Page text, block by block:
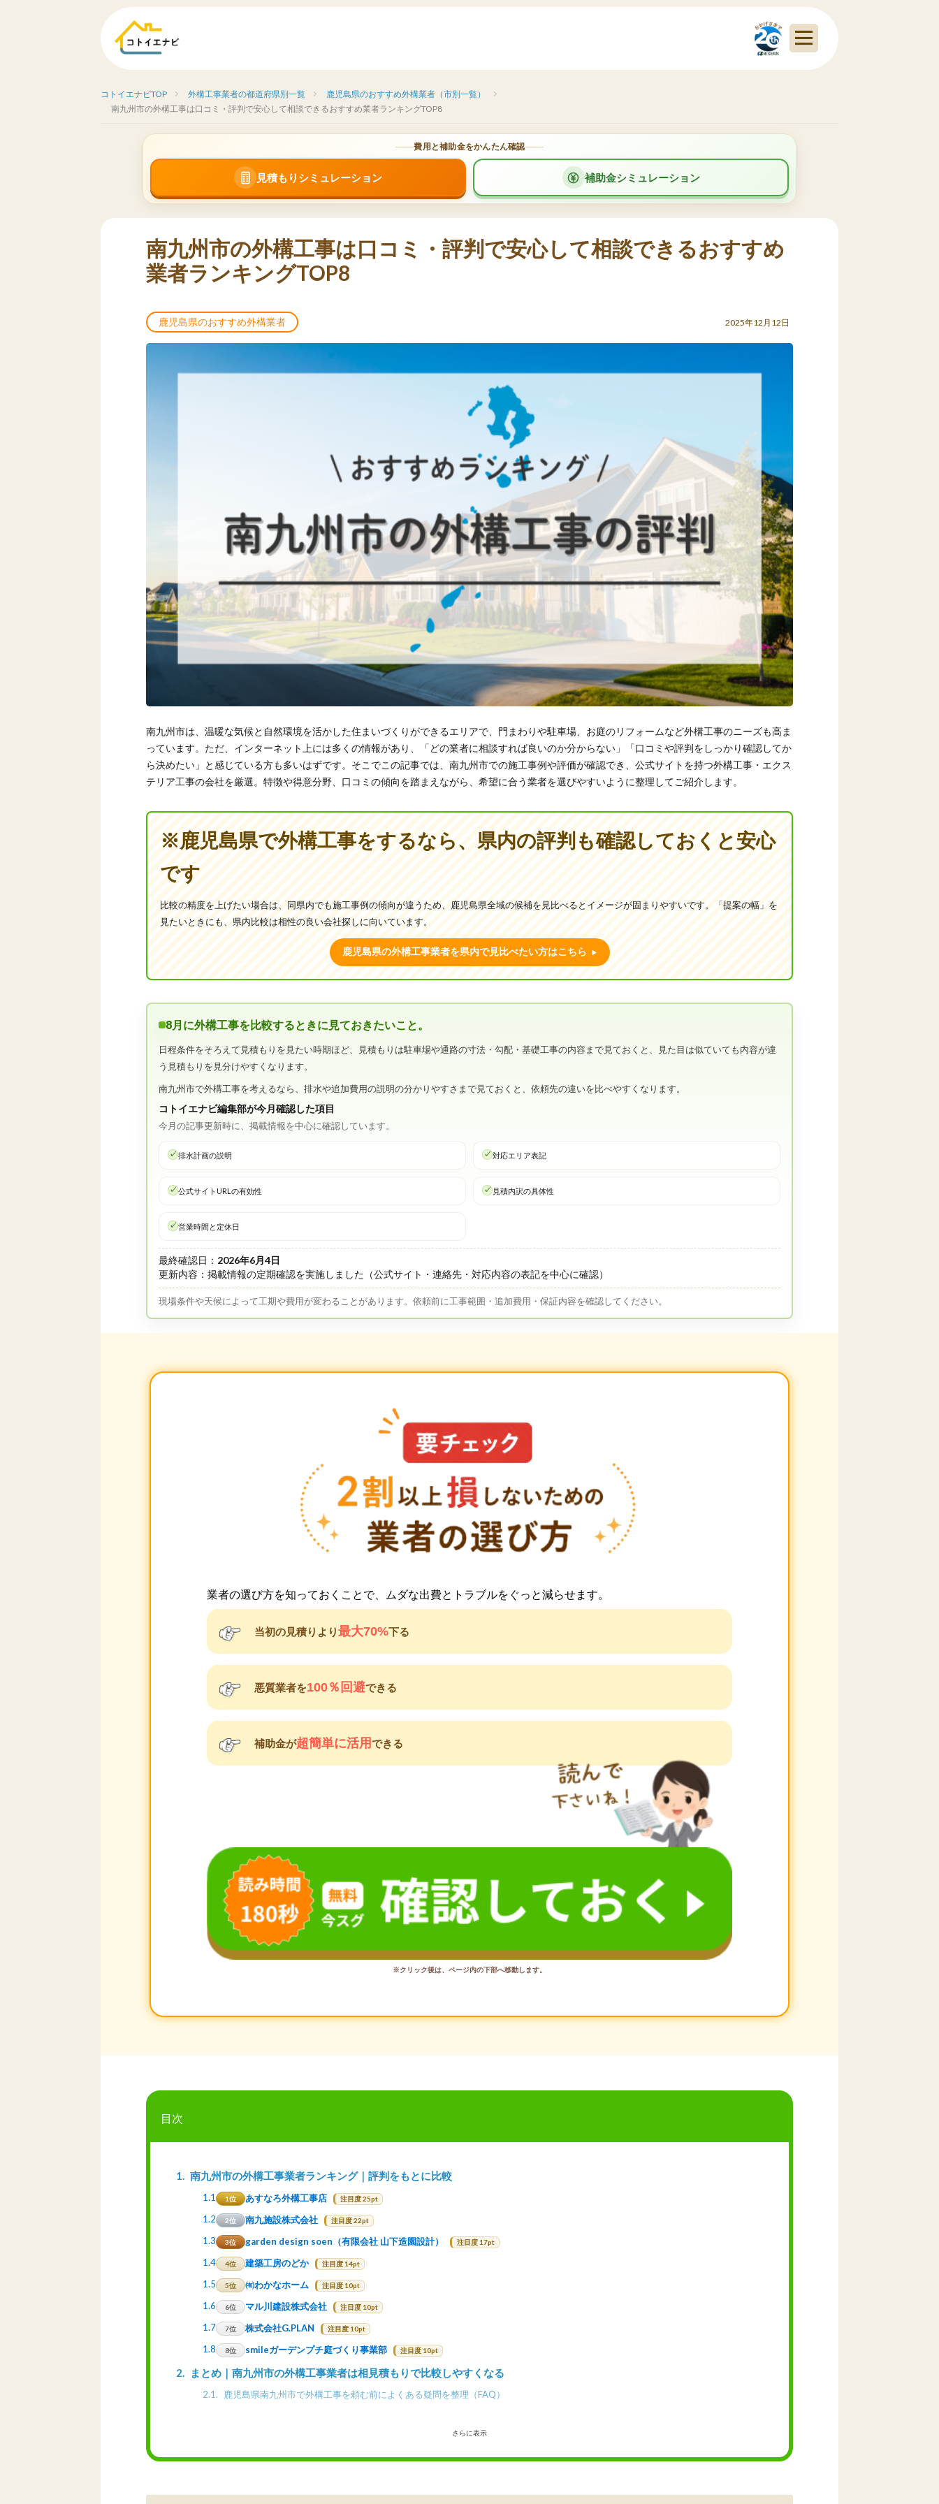
コトイエナビTOP 外構工事業者の都道府県別一覧
鹿児島県のおすすめ外構業者（市別一覧）
南九州市の外構工事は口コミ・評判で安心して相談できるおすすめ業者ランキングTOP8
費用と補助金をかんたん確認
見積もりシミュレーション 補助金シミュレーション
南九州市の外構工事は口コミ・評判で安心して相談できるおすすめ
業者ランキングTOP8
鹿児島県のおすすめ外構業者 2025年12月12日
南九州市は、温暖な気候と自然環境を活かした住まいづくりができるエリアで、門まわりや駐車場、お庭のリフォームなど外構工事のニーズも高ま
っています。ただ、インターネット上には多くの情報があり、「どの業者に相談すれば良いのか分からない」「口コミや評判をしっかり確認してか
ら決めたい」と感じている方も多いはずです。そこでこの記事では、南九州市での施工事例や評価が確認でき、公式サイトを持つ外構工事・エクス
テリア工事の会社を厳選。特徴や得意分野、口コミの傾向を踏まえながら、希望に合う業者を選びやすいように整理してご紹介します。
※鹿児島県で外構工事をするなら、県内の評判も確認しておくと安心
です
比較の精度を上げたい場合は、同県内でも施工事例の傾向が違うため、鹿児島県全域の候補を見比べるとイメージが固まりやすいです。「提案の幅」を
見たいときにも、県内比較は相性の良い会社探しに向いています。
鹿児島県の外構工事業者を県内で見比べたい方はこちら
8月に外構工事を比較するときに見ておきたいこと。
日程条件をそろえて見積もりを見たい時期ほど、見積もりは駐車場や通路の寸法・勾配・基礎工事の内容まで見ておくと、見た目は似ていても内容が違
う見積もりを見分けやすくなります。
南九州市で外構工事を考えるなら、排水や追加費用の説明の分かりやすさまで見ておくと、依頼先の違いを比べやすくなります。
コトイエナビ編集部が今月確認した項目
今月の記事更新時に、掲載情報を中心に確認しています。
排水計画の説明 対応エリア表記
公式サイトURLの有効性 見積内訳の具体性
営業時間と定休日
最終確認日： 2026年6月4日
更新内容：掲載情報の定期確認を実施しました（公式サイト・連絡先・対応内容の表記を中心に確認）
現場条件や天候によって工期や費用が変わることがあります。依頼前に工事範囲・追加費用・保証内容を確認してください。
業者の選び方を知っておくことで、ムダな出費とトラブルをぐっと減らせます。
当初の見積りより最大70%下る
悪質業者を100％回避できる
補助金が超簡単に活用できる
※クリック後は、ページ内の下部へ移動します。
目次
1 南九州市の外構工事業者ランキング｜評判をもとに比較
1.1 1位 あすなろ外構工事店 注目度 25pt
1.2 2位 南九施設株式会社 注目度 22pt
1.3 3位 garden design soen（有限会社 山下造園設計） 注目度 17pt
1.4 4位 建築工房のどか 注目度 14pt
1.5 5位 ㈲わかなホーム 注目度 10pt
1.6 6位 マル川建設株式会社 注目度 10pt
1.7 7位 株式会社G.PLAN 注目度 10pt
1.8 8位 smileガーデンプチ庭づくり事業部 注目度 10pt
2 まとめ｜南九州市の外構工事業者は相見積もりで比較しやすくなる
2.1 鹿児島県南九州市で外構工事を頼む前によくある疑問を整理（FAQ）
さらに表示